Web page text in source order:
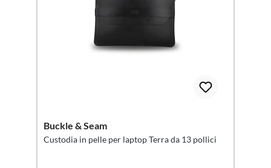
Buckle & Seam
Custodia in pelle per laptop Terra da 13 pollici